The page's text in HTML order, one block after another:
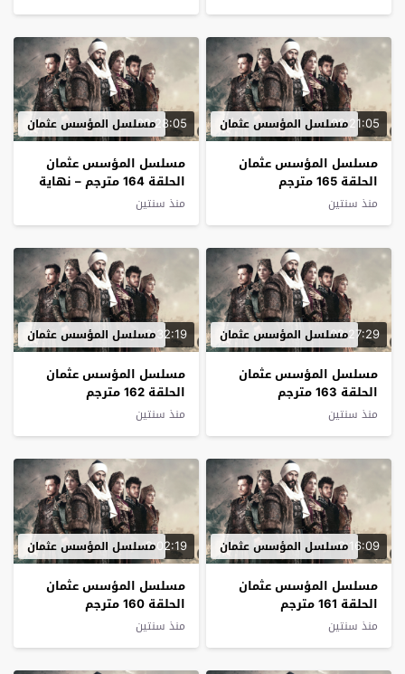
02:21:05مسلسل المؤسس عثمان
مسلسل المؤسس عثمان
الحلقة 165 مترجم
منذ سنتين
02:28:05مسلسل المؤسس عثمان
مسلسل المؤسس عثمان
الحلقة 164 مترجم – نهاية
الموسم
منذ سنتين
02:27:29مسلسل المؤسس عثمان
مسلسل المؤسس عثمان
الحلقة 163 مترجم
منذ سنتين
2:32:19مسلسل المؤسس عثمان
مسلسل المؤسس عثمان
الحلقة 162 مترجم
منذ سنتين
2:16:09مسلسل المؤسس عثمان
مسلسل المؤسس عثمان
الحلقة 161 مترجم
منذ سنتين
2:02:19مسلسل المؤسس عثمان
مسلسل المؤسس عثمان
الحلقة 160 مترجم
منذ سنتين